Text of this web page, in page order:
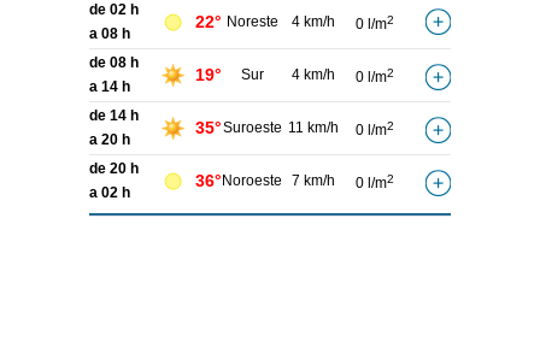
de 02 h
a 08 h
22° Noreste 4 km/h 0 l/m2
de 08 h
a 14 h
19° Sur 4 km/h 0 l/m2
de 14 h
a 20 h
35°Suroeste 11 km/h 0 l/m2
de 20 h
a 02 h
36° Noroeste 7 km/h 0 l/m2